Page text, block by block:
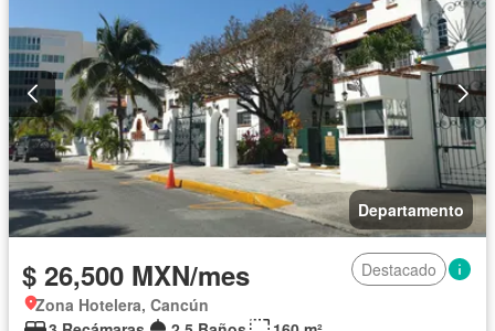
Jardín Recámara con closet
Sala polivalente
Sauna
Seguridad Televisión por cable
Terraza
Vista panorámica
Wifi
Zonas verdes
Completamente amueblado
Departamento
$ 26,500 MXN/mes
Destacado
Zona Hotelera, Cancún